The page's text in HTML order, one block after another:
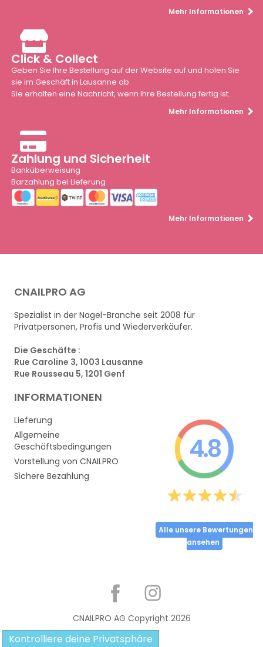
Mehr Informationen
Click & Collect
Geben Sie Ihre Bestellung auf der Website auf und holen Sie
sie im Geschäft in Lausanne ab.
Sie erhalten eine Nachricht, wenn Ihre Bestellung fertig ist.
Mehr Informationen
Zahlung und Sicherheit
Banküberweisung
Barzahlung bei Lieferung
Mehr Informationen
CNAILPRO AG
Spezialist in der Nagel-Branche seit 2008 für
Privatpersonen, Profis und Wiederverkäufer.
Die Geschäfte :
Rue Caroline 3, 1003 Lausanne
Rue Rousseau 5, 1201 Genf
INFORMATIONEN
Lieferung
Allgemeine
Geschäftsbedingungen
Vorstellung von CNAILPRO
Sichere Bezahlung
4.8
Alle unsere Bewertungen
ansehen
CNAILPRO AG Copyright 2026
Kontrolliere deine Privatsphäre